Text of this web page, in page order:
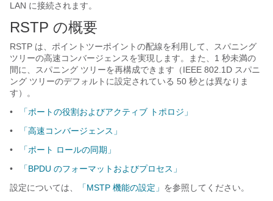
LAN に接続されます。
RSTP の概要
RSTP は、ポイントツーポイントの配線を利用して、スパニング
ツリーの高速コンバージェンスを実現します。また、1 秒未満の
間に、スパニング ツリーを再構成できます（IEEE 802.1D スパニ
ング ツリーのデフォルトに設定されている 50 秒とは異なりま
す）。
•
「ポートの役割およびアクティブ トポロジ」
•
「高速コンバージェンス」
•
「ポート ロールの同期」
•
「BPDU のフォーマットおよびプロセス」
設定については、
「MSTP 機能の設定」 を参照してください。